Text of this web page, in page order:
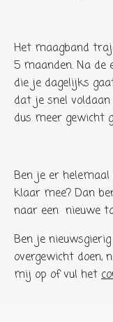
Het maagband
5 maanden. Na de
die je dagelijks
dat je snel
dus meer gewicht
Ben je er
klaar mee? Dan
naar een nieuwe
Ben je
overgewicht doen,
mij op of vul het